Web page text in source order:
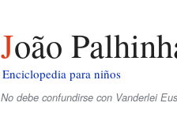
João
Enciclopedia para niños
No debe confundirse con Vanderlei